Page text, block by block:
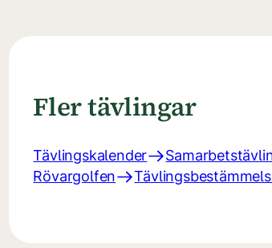
Fler tävlingar
Tävlingskalender
Rövargolfen